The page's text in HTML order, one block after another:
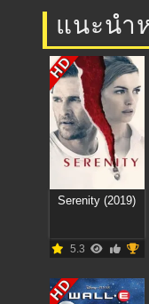
แนะนำ
HD
Serenity (2019)
5.3
HD